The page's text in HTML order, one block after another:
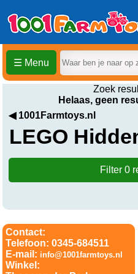
☰ Menu
Zoek
Helaas, geen
◀ 1001Farmtoys.nl
LEGO
Filter 0
Contact:
Telefoon: 0345-684511
E-mail: info@1001farmtoys.nl
Winkel: